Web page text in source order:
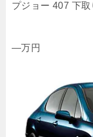
プジョー 407 下取
—万円